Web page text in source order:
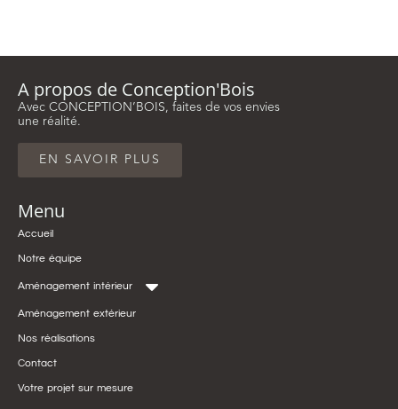
A propos de Conception'Bois
Avec CONCEPTION’BOIS, faites de vos envies
une réalité.
EN SAVOIR PLUS
Menu
Accueil
Notre équipe
Aménagement intérieur
Aménagement extérieur
Nos réalisations
Contact
Votre projet sur mesure